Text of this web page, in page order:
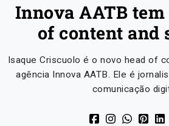
Innova AATB
of content and
Isaque Criscuolo é o novo head of
agência Innova AATB. Ele é
comunicação